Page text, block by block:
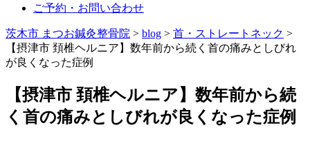
ご予約・お問い合わせ
茨木市 まつお鍼灸整骨院 > blog > 首・ストレートネック >
【摂津市 頚椎ヘルニア】数年前から続く首の痛みとしびれ
が良くなった症例
【摂津市 頚椎ヘルニア】数年前から続
く首の痛みとしびれが良くなった症例